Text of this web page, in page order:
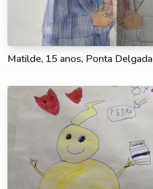
Matilde, 15 anos, Ponta